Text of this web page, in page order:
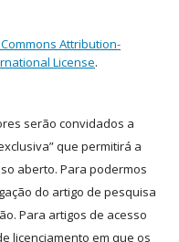
Attribution-
License.
serão convidados a
que permitirá a
aberto. Para podermos
do artigo de pesquisa
Para artigos de acesso
licenciamento em que os